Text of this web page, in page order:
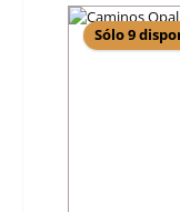
Sólo 9